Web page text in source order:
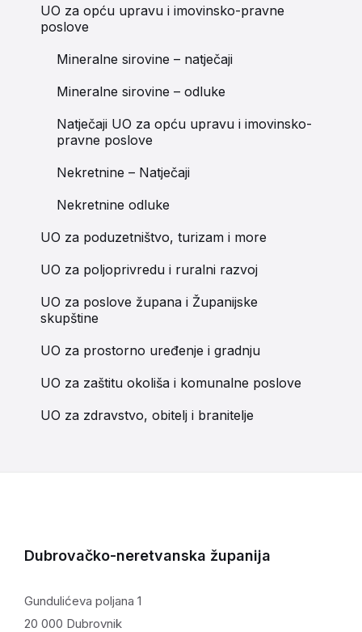
UO za opću upravu i imovinsko-pravne
poslove
Mineralne sirovine – natječaji
Mineralne sirovine – odluke
Natječaji UO za opću upravu i imovinsko-
pravne poslove
Nekretnine – Natječaji
Nekretnine odluke
UO za poduzetništvo, turizam i more
UO za poljoprivredu i ruralni razvoj
UO za poslove župana i Županijske
skupštine
UO za prostorno uređenje i gradnju
UO za zaštitu okoliša i komunalne poslove
UO za zdravstvo, obitelj i branitelje
Dubrovačko-neretvanska županija
Gundulićeva poljana 1
20 000 Dubrovnik